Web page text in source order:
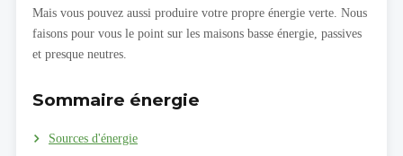
Mais vous pouvez aussi produire votre propre énergie verte. Nous
faisons pour vous le point sur les maisons basse énergie, passives
et presque neutres.
Sommaire énergie
Sources d'énergie